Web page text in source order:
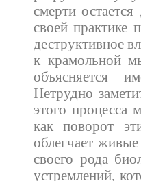
смерти
своей практике
деструктивное
к крамольной
объясняется
Нетрудно
этого процесса
как поворот
облегчает
своего рода
устремлений,